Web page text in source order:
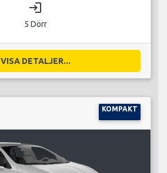
login
5 Dörr
VISA DETALJER...
KOMPAKT